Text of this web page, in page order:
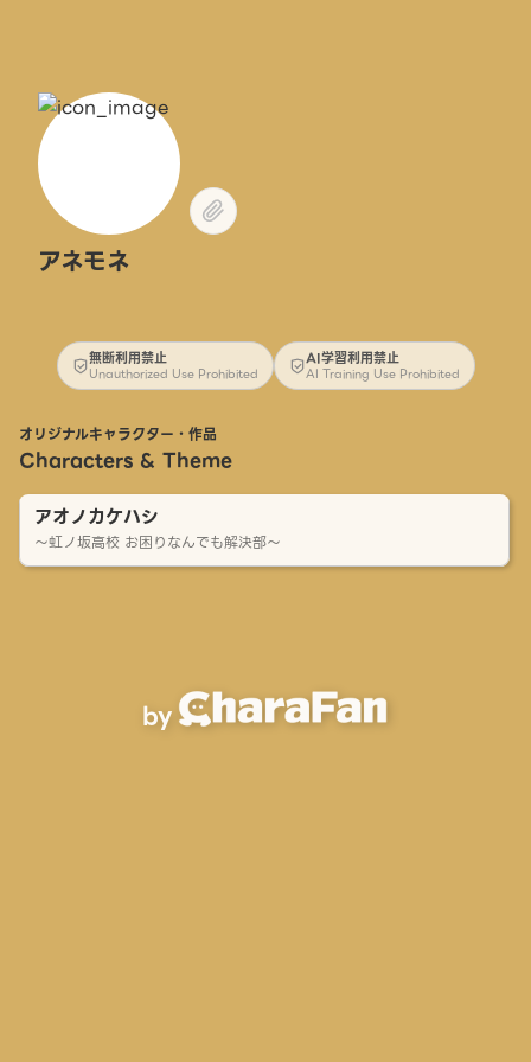
アネモネ
無断利用禁止
Unauthorized Use Prohibited
AI学習利用禁止
AI Training Use Prohibited
オリジナルキャラクター・作品
Characters & Theme
アオノカケハシ
〜虹ノ坂高校 お困りなんでも解決部〜
by